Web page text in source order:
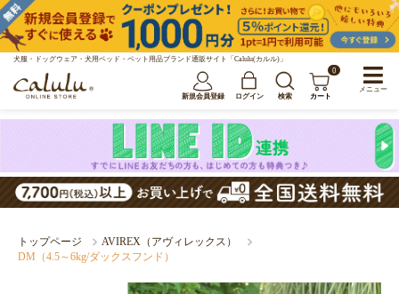
犬服・ドッグウェア・犬用ベッド・ペット用品ブランド通販サイト「Calulu(カルル)」
新規会員登録 ログイン 検索
0
カート
トップページ
AVIREX（アヴィレックス）
DM（4.5～6kg/ダックスフンド）
メニュー